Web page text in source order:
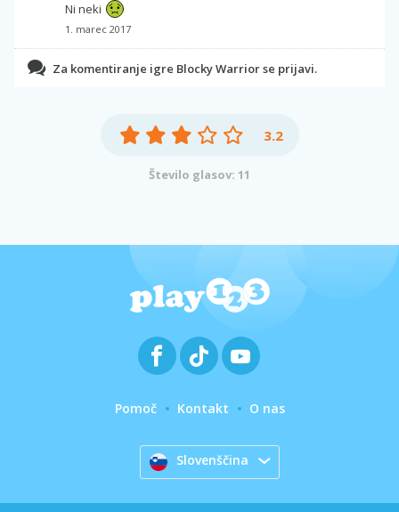
Ni neki
1. marec 2017
Za komentiranje igre Blocky Warrior se prijavi.
3.2
Število glasov: 11
Pomoč Kontakt O nas
Slovenščina